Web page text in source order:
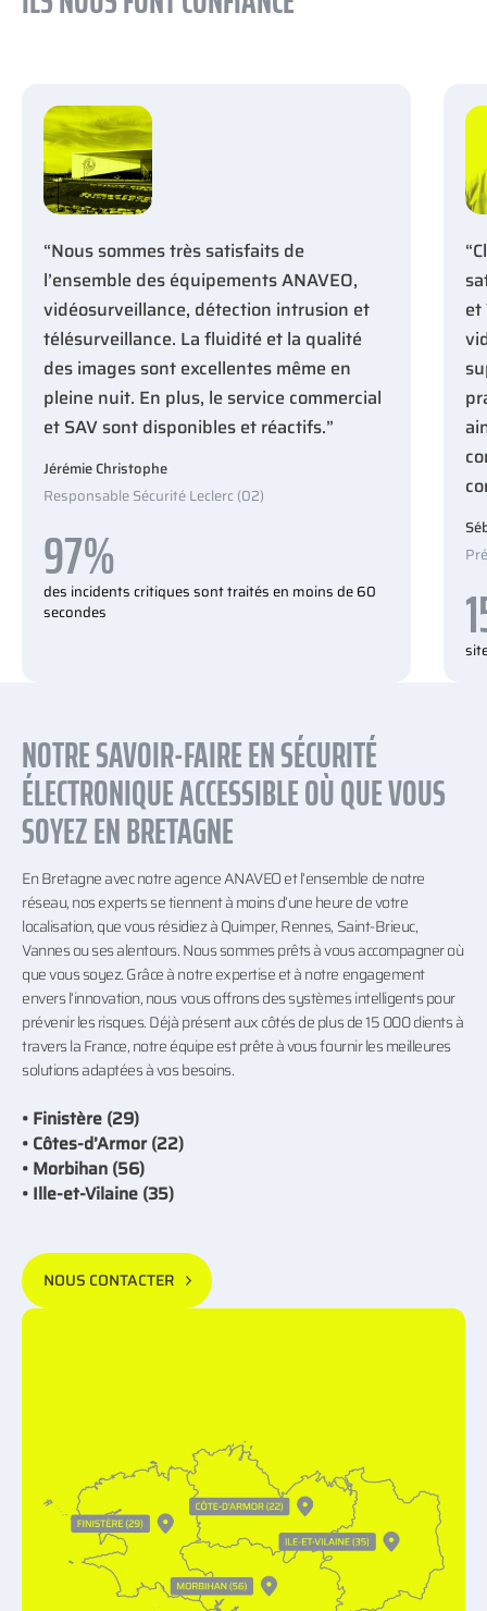
“Nous sommes très satisfaits de
l’ensemble des équipements ANAVEO,
vidéosurveillance, détection intrusion et
télésurveillance. La fluidité et la qualité
des images sont excellentes même en
pleine nuit. En plus, le service commercial
et SAV sont disponibles et réactifs.”
Jérémie Christophe
Responsable Sécurité Leclerc (02)
97%
des incidents critiques sont traités en moins de 60
secondes
et
NOTRE SAVOIR-FAIRE EN SÉCURITÉ
ÉLECTRONIQUE ACCESSIBLE OÙ QUE VOUS
SOYEZ EN BRETAGNE
En Bretagne avec notre agence ANAVEO et l’ensemble de notre
réseau, nos experts se tiennent à moins d’une heure de votre
localisation, que vous résidiez à Quimper, Rennes, Saint-Brieuc,
Vannes ou ses alentours. Nous sommes prêts à vous accompagner où
que vous soyez. Grâce à notre expertise et à notre engagement
envers l’innovation, nous vous offrons des systèmes intelligents pour
prévenir les risques. Déjà présent aux côtés de plus de 15 000 clients à
travers la France, notre équipe est prête à vous fournir les meilleures
solutions adaptées à vos besoins.
• Finistère (29)
• Côtes-d’Armor (22)
• Morbihan (56)
• Ille-et-Vilaine (35)
NOUS CONTACTER